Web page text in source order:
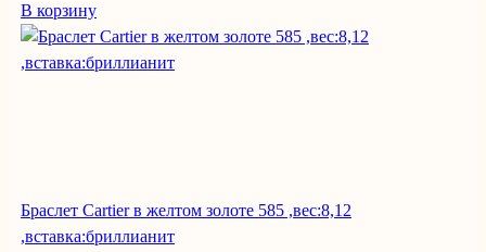
В корзину
Браслет Cartier в желтом золоте 585 ,вес:8,12
,вставка:бриллианит